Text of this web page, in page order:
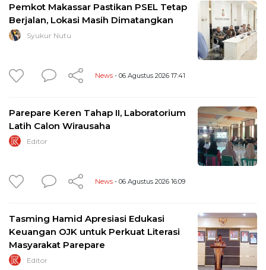
Pemkot Makassar Pastikan PSEL Tetap
Berjalan, Lokasi Masih Dimatangkan
Syukur Nutu
News - 06 Agustus 2026 17:41
Parepare Keren Tahap II, Laboratorium
Latih Calon Wirausaha
Editor
News - 06 Agustus 2026 16:09
Tasming Hamid Apresiasi Edukasi
Keuangan OJK untuk Perkuat Literasi
Masyarakat Parepare
Editor